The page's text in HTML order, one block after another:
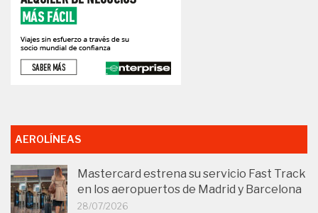
AEROLÍNEAS
Mastercard estrena su servicio Fast Track
en los aeropuertos de Madrid y Barcelona
28/07/2026